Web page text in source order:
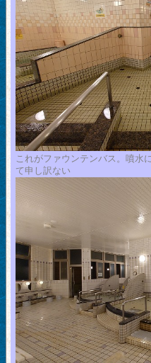
これがファウンテンバス。噴水
て申し訳ない